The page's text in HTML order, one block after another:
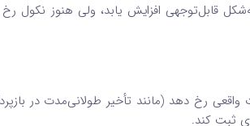
قابل‌توجهی افزایش یابد، ولی هنوز نکول رخ
رخ دهد (مانند تأخیر طولانی‌مدت در
ثبت کند.